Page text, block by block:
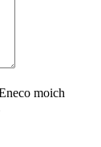
moich